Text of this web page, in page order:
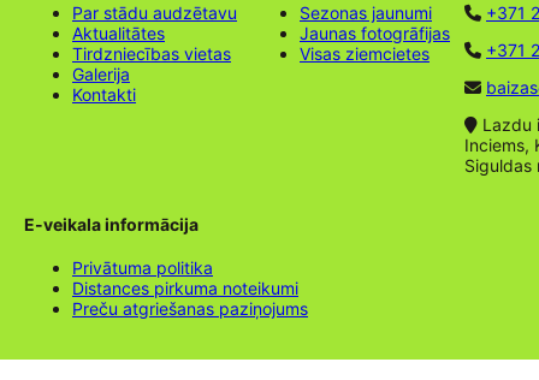
Par stādu audzētavu
Aktualitātes
Tirdzniecības vietas
Galerija
Kontakti
Sezonas jaunumi
Jaunas fotogrāfijas
Visas ziemcietes
+371
+371
Lazdu
Inciems,
Siguldas
E-veikala informācija
Privātuma politika
Distances pirkuma noteikumi
Preču atgriešanas paziņojums